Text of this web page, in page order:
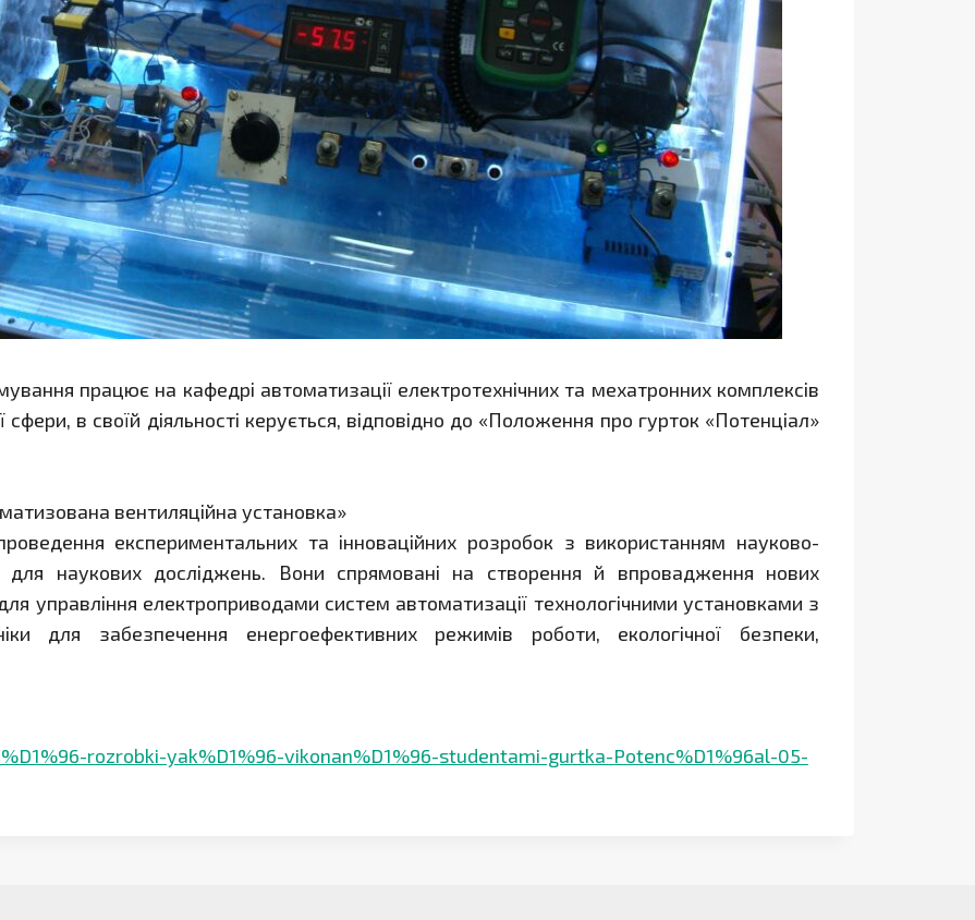
працює на кафедрі автоматизації електротехнічних та мехатронних комплексів
сфери, в своїй діяльності керується, відповідно до «Положення про гурток «Потенціал»
вентиляційна установка»
експериментальних та інноваційних розробок з використанням науково-
для наукових досліджень. Вони спрямовані на створення й впровадження нових
управління електроприводами систем автоматизації технологічними установками з
для забезпечення енергоефективних режимів роботи, екологічної безпеки,
rozrobki-yak%D1%96-vikonan%D1%96-studentami-gurtka-Potenc%D1%96al-05-